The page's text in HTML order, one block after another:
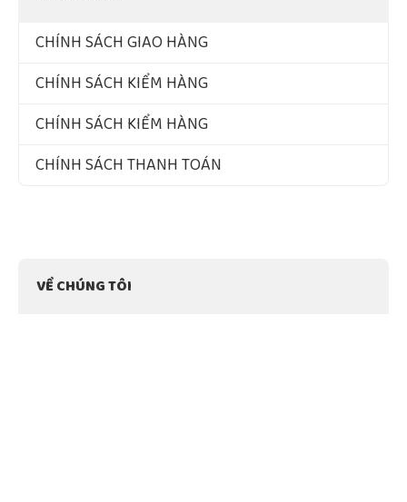
CHÍNH SÁCH GIAO HÀNG
CHÍNH SÁCH KIỂM HÀNG
CHÍNH SÁCH KIỂM HÀNG
CHÍNH SÁCH THANH TOÁN
VỀ CHÚNG TÔI